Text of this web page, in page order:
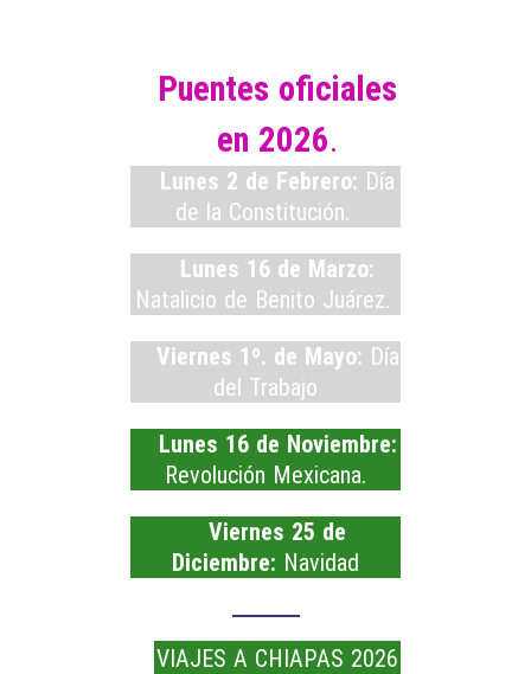
Puentes oficiales
en 2026.
Lunes 2 de Febrero: Día
de la Constitución.
Lunes 16 de Marzo:
Natalicio de Benito Juárez.
Viernes 1º. de Mayo: Día
del Trabajo
Lunes 16 de Noviembre:
Revolución Mexicana.
Viernes 25 de
Diciembre: Navidad
VIAJES A CHIAPAS 2026